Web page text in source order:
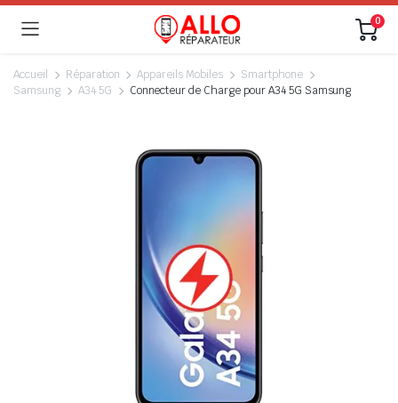
0
Accueil Réparation Appareils Mobiles
Smartphone
Samsung
A34 5G Connecteur de Charge pour A34 5G Samsung